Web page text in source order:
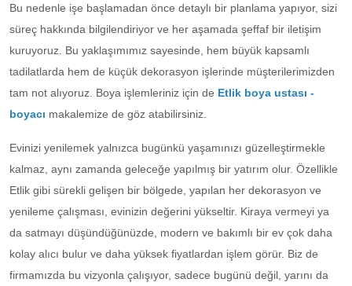
Bu nedenle işe başlamadan önce detaylı bir planlama yapıyor, sizi
süreç hakkında bilgilendiriyor ve her aşamada şeffaf bir iletişim
kuruyoruz. Bu yaklaşımımız sayesinde, hem büyük kapsamlı
tadilatlarda hem de küçük dekorasyon işlerinde müşterilerimizden
tam not alıyoruz. Boya işlemleriniz için de Etlik boya ustası -
boyacı makalemize de göz atabilirsiniz.
Evinizi yenilemek yalnızca bugünkü yaşamınızı güzelleştirmekle
kalmaz, aynı zamanda geleceğe yapılmış bir yatırım olur. Özellikle
Etlik gibi sürekli gelişen bir bölgede, yapılan her dekorasyon ve
yenileme çalışması, evinizin değerini yükseltir. Kiraya vermeyi ya
da satmayı düşündüğünüzde, modern ve bakımlı bir ev çok daha
kolay alıcı bulur ve daha yüksek fiyatlardan işlem görür. Biz de
firmamızda bu vizyonla çalışıyor, sadece bugünü değil, yarını da